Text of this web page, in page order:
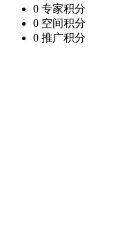
0 专家积分
0 空间积分
0 推广积分